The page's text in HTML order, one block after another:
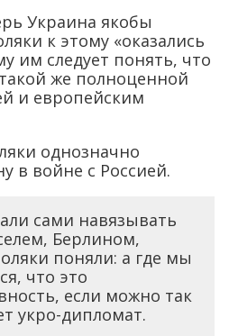
Украина якобы
к этому «оказались
им следует понять, что
же полноценной
и европейским
однозначно
в войне с Россией.
сами навязывать
Берлином,
поняли: а где мы
что это
если можно так
укро-дипломат.